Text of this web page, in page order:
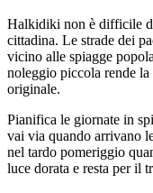
Halkidiki non è difficile
cittadina. Le strade dei
vicino alle spiagge
noleggio piccola rende
originale.
Pianifica le giornate in
vai via quando arrivano
nel tardo pomeriggio
luce dorata e resta per il